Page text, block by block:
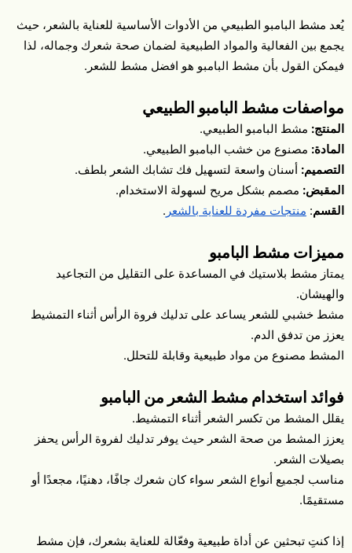
يُعد مشط البامبو الطبيعي من الأدوات الأساسية للعناية بالشعر، حيث
يجمع بين الفعالية والمواد الطبيعية لضمان صحة شعرك وجماله، لذا
فيمكن القول بأن مشط البامبو هو افضل مشط للشعر.
مواصفات مشط البامبو الطبيعي
المنتج: مشط البامبو الطبيعي.
المادة: مصنوع من خشب البامبو الطبيعي.
التصميم: أسنان واسعة لتسهيل فك تشابك الشعر بلطف.
المقبض: مصمم بشكل مريح لسهولة الاستخدام.
القسم: منتجات مفردة للعناية بالشعر .
مميزات مشط البامبو
يمتاز مشط بلاستيك في المساعدة على التقليل من التجاعيد
والهيشان.
مشط خشبي للشعر​ يساعد على تدليك فروة الرأس أثناء التمشيط
يعزز من تدفق الدم.
المشط مصنوع من مواد طبيعية وقابلة للتحلل.
فوائد استخدام مشط الشعر من البامبو
يقلل المشط من تكسر الشعر أثناء التمشيط.
يعزز المشط من صحة الشعر حيث يوفر تدليك لفروة الرأس يحفز
بصيلات الشعر.
مناسب لجميع أنواع الشعر سواء كان شعرك جافًا، دهنيًا، مجعدًا أو
مستقيمًا.
إذا كنتِ تبحثين عن أداة طبيعية وفعّالة للعناية بشعرك، فإن مشط